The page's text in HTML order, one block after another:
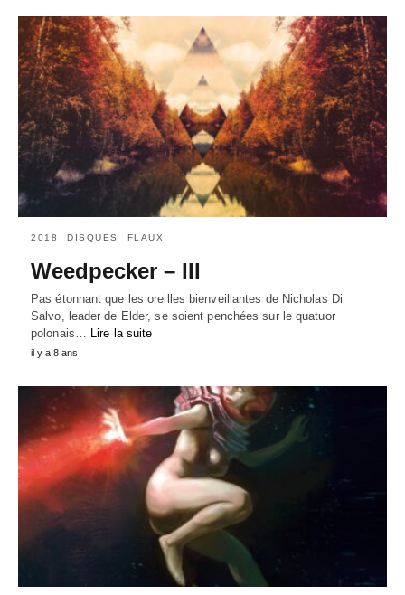
2018 DISQUES FLAUX
Weedpecker – III
Pas étonnant que les oreilles bienveillantes de Nicholas Di
Salvo, leader de Elder, se soient penchées sur le quatuor
polonais… Lire la suite
il y a 8 ans